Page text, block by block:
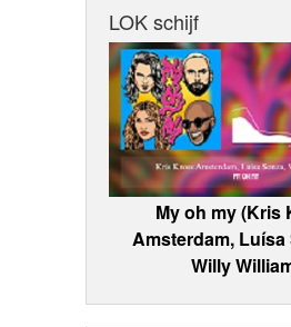
LOK schijf
My oh my (Kris
Amsterdam, Luísa
Willy